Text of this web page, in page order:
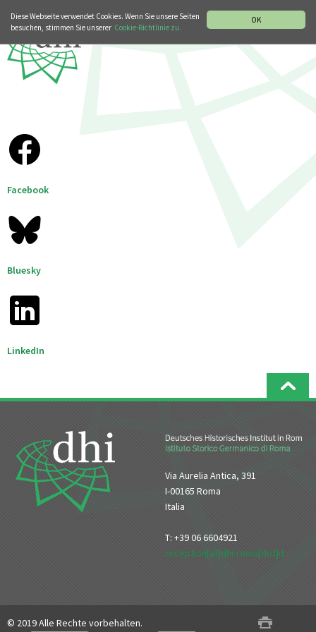
OK
Diese Webseite verwendet Cookies. Wenn Sie unsere Seiten
besuchen, stimmen Sie unserer Cookie-Richtlinie zu.
Facebook
Bluesky
LinkedIn
Via Aurelia Antica, 391
I-00165 Roma
Italia
T: +39 06 6604921
reception[at]dhi-roma[dot]it
© 2019 Alle Rechte vorbehalten.